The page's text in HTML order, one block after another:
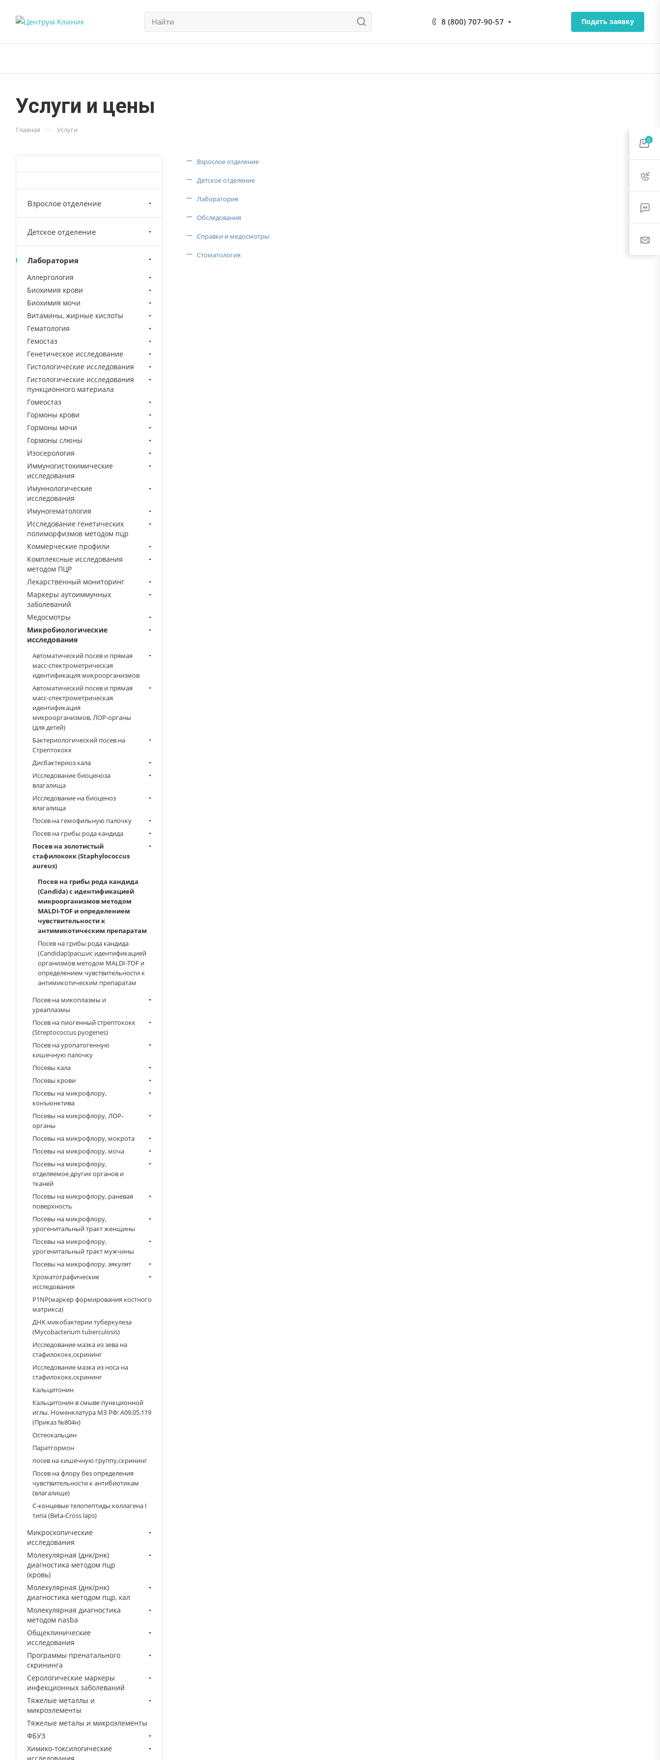
8 (800) 707-90-57 Подать заявку
Услуги и цены
Главная — Услуги
Взрослое отделение
Детское отделение
Лаборатория
Обследования
Справки и медосмотры
Стоматология
Взрослое отделение
Детское отделение
Лаборатория
Аллергология
Биохимия крови
Биохимия мочи
Витамины, жирные кислоты
Гематология
Гемостаз
Генетическое исследование
Гистологические исследования
Гистологические исследования
пункционного материала
Гомеостаз
Гормоны крови
Гормоны мочи
Гормоны слюны
Изосерология
Иммуногистохимические
исследования
Имуннологические
исследования
Имуногематология
Исследование генетических
полиморфизмов методом пцр
Коммерческие профили
Комплексные исследования
методом ПЦР
Лекарственный мониторинг
Маркеры аутоиммунных
заболеваний
Медосмотры
Микробиологические
исследования
Автоматический посев и прямая
масс-спектрометрическая
идентификация микроорганизмов
Автоматический посев и прямая
масс-спектрометрическая
идентификация
микроорганизмов, ЛОР-органы
(для детей)
Бактериологический посев на
Стрептококк
Дисбактериоз кала
Исследование биоценоза
влагалища
Исследование на биоценоз
влагалища
Посев на гемофильную палочку
Посев на грибы рода кандида
Посев на золотистый
стафилококк (Staphylococcus
aureus)
Посев на грибы рода кандида
(Candida) с идентификацией
микроорганизмов методом
MALDI-TOF и определением
чувствительности к
антимикотическим препаратам
Посев на грибы рода кандида
(Candidaр)расшис идентификацией
организмов методом MALDI-TOF и
определением чувствительности к
антимикотическим препаратам
Посев на микоплазмы и
уреаплазмы
Посев на пиогенный стрептококк
(Streptococcus pyogenes)
Посев на уропатогенную
кишечную палочку
Посевы кала
Посевы крови
Посевы на микрофлору,
конъюнктива
Посевы на микрофлору, ЛОР-
органы
Посевы на микрофлору, мокрота
Посевы на микрофлору, моча
Посевы на микрофлору,
отделяемое других органов и
тканей
Посевы на микрофлору, раневая
поверхность
Посевы на микрофлору,
урогенитальный тракт женщины
Посевы на микрофлору,
урогенитальный тракт мужчины
Посевы на микрофлору, эякулят
Хроматографические
исследования
P1NP(маркер формирования костного
матрикса)
ДНК микобактерии туберкулеза
(Mycobacterium tuberculosis)
Исследование мазка из зева на
стафилококк,скрининг
Исследование мазка из носа на
стафилококк,скрининг
Кальцитонин
Кальцитонин в смыве пункционной
иглы. Номенклатура МЗ РФ: A09.05.119
(Приказ №804н)
Остеокальцин
Паратгормон
посев на кишечную группу,скрининг
Посев на флору без определения
чувствительности к антибиотикам
(влагалище)
С-концевые телопептиды коллагена I
типа (Beta-Cross laps)
Микроскопические
исследования
Молекулярная (днк/рнк)
диагностика методом пцр
(кровь)
Молекулярная (днк/рнк)
диагностика методом пцр, кал
Молекулярная диагностика
методом nasba
Общеклинические
исследования
Программы пренатального
скрининга
Серологические маркеры
инфекционных заболеваний
Тяжелые металлы и
микроэлементы
Тяжелые металы и микроэлементы
ФБУЗ
Химико-токсилогические
0